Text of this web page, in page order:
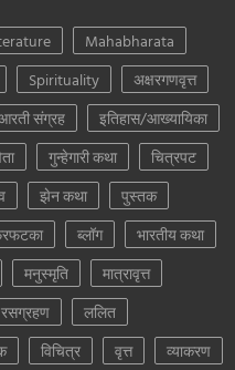
Mahabharata
Spirituality
अक्षरगणवृत्त
संग्रह
इतिहास/आख्यायिका
गुन्हेगारी कथा
चित्रपट
झेन कथा
पुस्तक
ब्लॉग
भारतीय कथा
मनुस्मृति
मात्रावृत्त
रसग्रहण
ललित
विचित्र वृत्त
व्याकरण